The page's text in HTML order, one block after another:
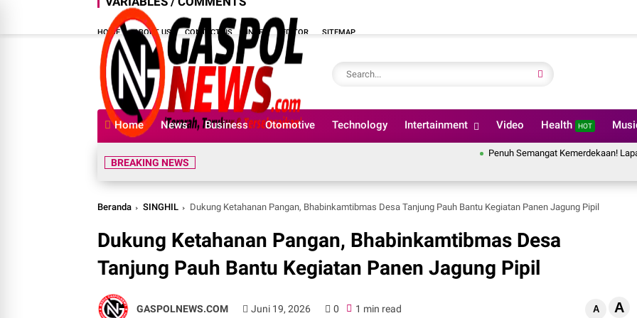
HOME ABOUT US CONTACT US INDEX EDITOR SITEMAP
Home News Business Otomotive Technology Intertainment Video Health HOT
BREAKING NEWS
Penuh Semangat Kemerdekaan! Lapas
Beranda SINGHIL Dukung Ketahanan Pangan, Bhabinkamtibmas Desa Tanjung Pauh Bantu Kegiatan Panen Jagung Pipil
Dukung Ketahanan Pangan, Bhabinkamtibmas Desa
Tanjung Pauh Bantu Kegiatan Panen Jagung Pipil
GASPOLNEWS.COM Juni 19, 2026 0 1 min read A A